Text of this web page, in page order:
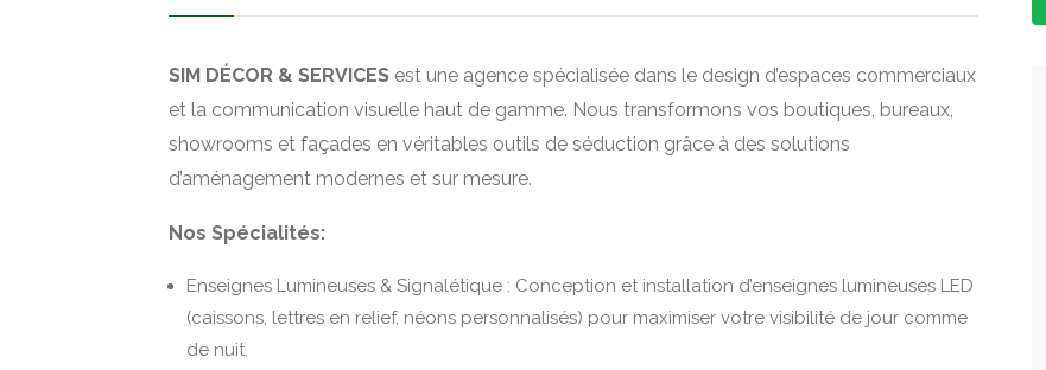
SIM DÉCOR & SERVICES est une agence spécialisée dans le design d’espaces commerciaux
et la communication visuelle haut de gamme. Nous transformons vos boutiques, bureaux,
showrooms et façades en véritables outils de séduction grâce à des solutions
d’aménagement modernes et sur mesure.
Nos Spécialités:
Enseignes Lumineuses & Signalétique : Conception et installation d’enseignes lumineuses LED
(caissons, lettres en relief, néons personnalisés) pour maximiser votre visibilité de jour comme
de nuit.